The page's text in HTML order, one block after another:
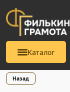
Каталог
Назад